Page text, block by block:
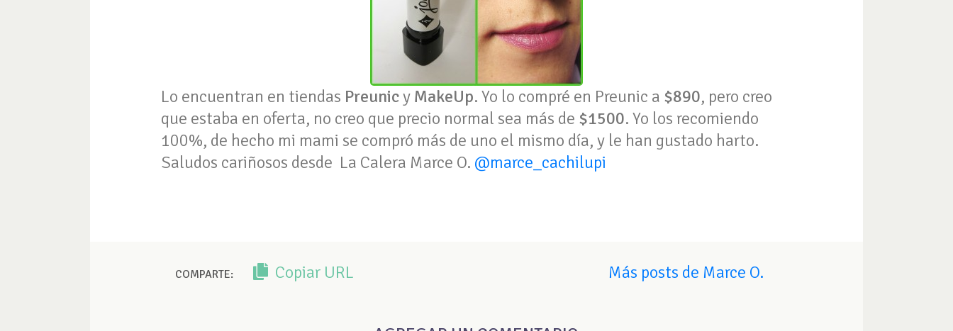
Lo encuentran en tiendas Preunicy MakeUp. Yo lo compré en Preunic a $890, pero creo
que estaba en oferta, no creo que precio normal sea más de $1500. Yo los recomiendo
100%, de hecho mi mami se compró más de uno el mismo día, y le han gustado harto.
Saludos cariñosos desde La Calera Marce O. @marce_cachilupi
COMPARTE: Copiar URL Más posts de Marce O.